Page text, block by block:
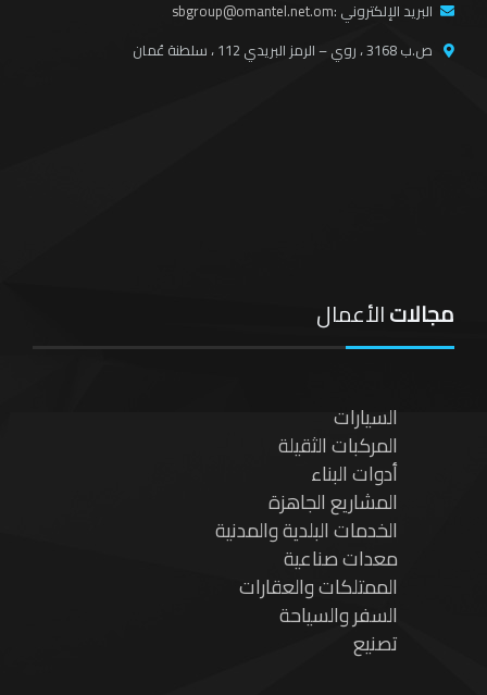
البريد الإلكتروني :sbgroup@omantel.net.om
ص.ب 3168 ، روي – الرمز البريدي 112 ، سلطنة عُمان
مجالاتالأعمال
السيارات
المركبات الثقيلة
أدوات البناء
المشاريع الجاهزة
الخدمات البلدية والمدنية
معدات صناعية
الممتلكات والعقارات
السفر والسياحة
تصنيع